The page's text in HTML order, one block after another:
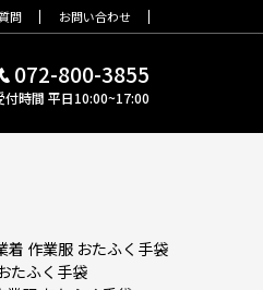
問 お問い合わせ
072-800-3855
付時間 平日10:00~17:00
着 作業服 おたふく手袋
たふく手袋